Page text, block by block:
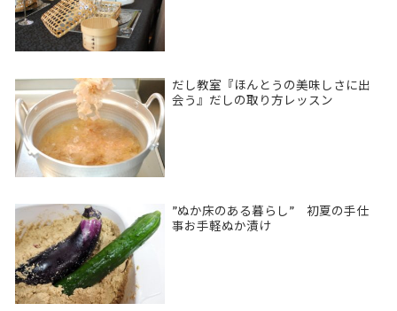
だし教室『ほんとうの美味しさに出
会う』だしの取り方レッスン
”ぬか床のある暮らし” 初夏の手仕
事お手軽ぬか漬け